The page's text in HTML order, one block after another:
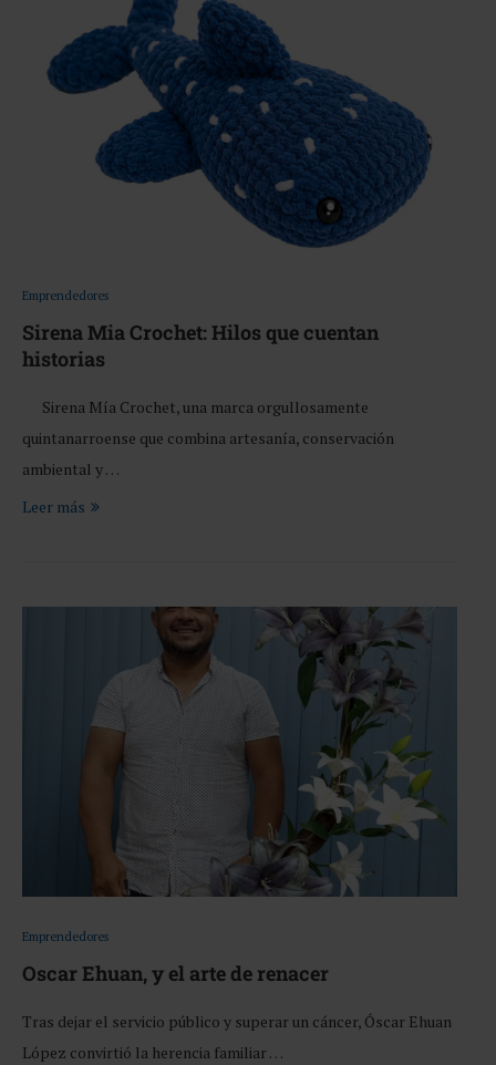
Emprendedores
Sirena Mia Crochet: Hilos que cuentan
historias
Sirena Mía Crochet, una marca orgullosamente
quintanarroense que combina artesanía, conservación
ambiental y …
Leer más
Emprendedores
Oscar Ehuan, y el arte de renacer
Tras dejar el servicio público y superar un cáncer, Óscar Ehuan
López convirtió la herencia familiar …